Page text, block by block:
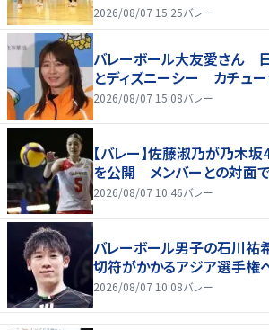
2026/08/07 15:25バレー
バレーボール大友愛さん
とディズニーシー カチュ
2026/08/07 15:08バレー
【バレー】佐藤淑乃が乃木
を公開 メンバーとの対面
2026/08/07 10:46バレー
バレーボール男子の石川
切符がかかるアジア選手権へ
2026/08/07 10:08バレー